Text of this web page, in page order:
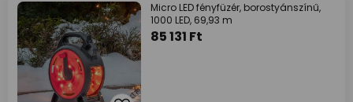
Micro LED fényfüzér, borostyánszínű,
1000 LED, 69,93 m
85 131 Ft